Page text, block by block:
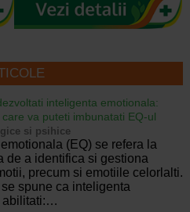
inteligenta emotionala:
va puteti imbunatati EQ-ul
si psihice
(EQ) se refera la
de a identifica si gestiona
precum si emotiile celorlalti.
se spune ca inteligenta
abilitati:…